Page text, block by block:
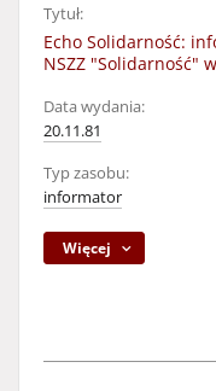
Tytuł:
Echo Solidarność:
NSZZ "Solidarność"
Data wydania:
20.11.81
Typ zasobu:
informator
Więcej